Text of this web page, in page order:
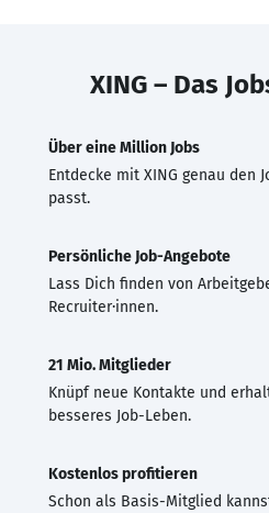
XING – Das
Über eine Million Jobs
Entdecke mit XING genau den
passt.
Persönliche Job-Angebote
Lass Dich finden von
Recruiter·innen.
21 Mio. Mitglieder
Knüpf neue Kontakte und
besseres Job-Leben.
Kostenlos profitieren
Schon als Basis-Mitglied